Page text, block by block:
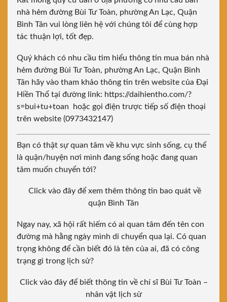
nhà hẻm đường Bùi Tư Toàn, phường An Lạc, Quận
Bình Tân vui lòng liên hệ với chúng tôi để cùng hợp
tác thuận lợi, tốt đẹp.
Quý khách có nhu cầu tìm hiểu thông tin mua bán nhà
hẻm đường Bùi Tư Toàn, phường An Lạc, Quận Bình
Tân hãy vào tham khảo thông tin trên website của Đại
Hiền Thổ tại đường link: https://daihientho.com/?
s=bui+tu+toan hoặc gọi điện trược tiếp số điện thoại
trên website (0973432147)
Bạn có thật sự quan tâm về khu vực sinh sống, cụ thể
là quận/huyện nơi mình đang sống hoặc đang quan
tâm muốn chuyển tới?
Click vào đây để xem thêm thông tin bao quát về
quận Bình Tân
Ngay nay, xã hội rất hiếm có ai quan tâm đến tên con
đường mà hằng ngày mình di chuyển qua lại. Có quan
trọng không để cần biết đó là tên của ai, đã có công
trạng gì trong lịch sử?
Click vào đây để biết thông tin về chí sĩ Bùi Tư Toàn –
nhân vật lịch sử